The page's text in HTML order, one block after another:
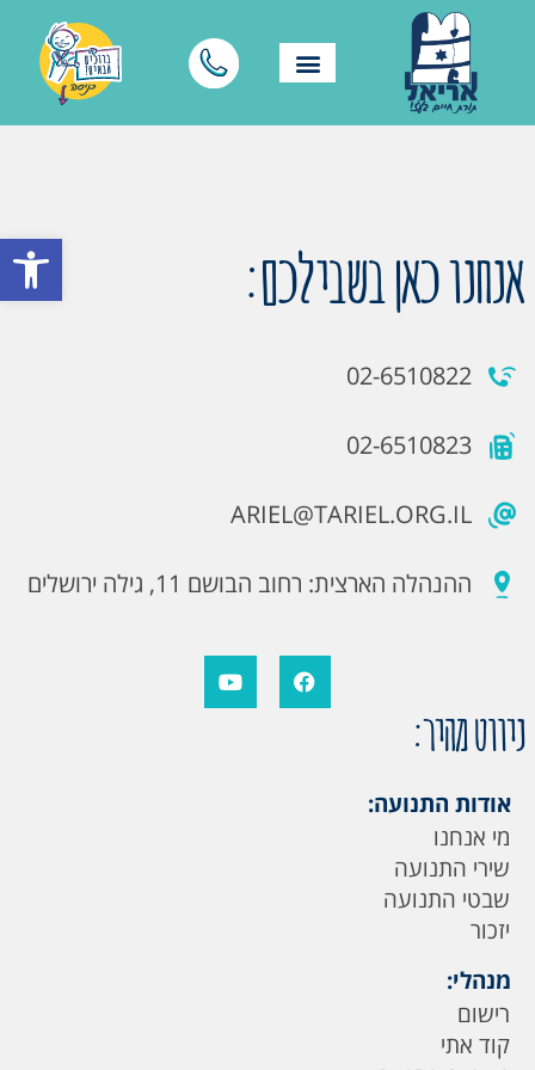
פתח אנחנו כאן בשבילכם:
02-6510822
02-6510823
ARIEL@TARIEL.ORG.IL
ההנהלה הארצית: רחוב הבושם 11, גילה ירושלים
ניווט מהיר:
אודות התנועה:
מי אנחנו
שירי התנועה
שבטי התנועה
יזכור
מנהלי:
רישום
קוד אתי